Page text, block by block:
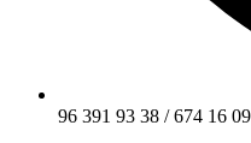
96 391 93 38 / 674 16